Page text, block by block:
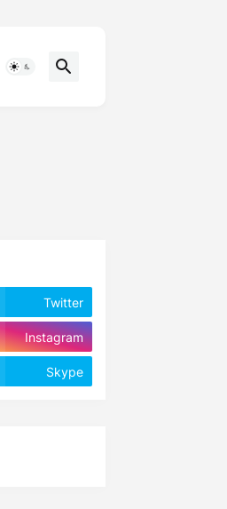
Twitter
Instagram
Skype